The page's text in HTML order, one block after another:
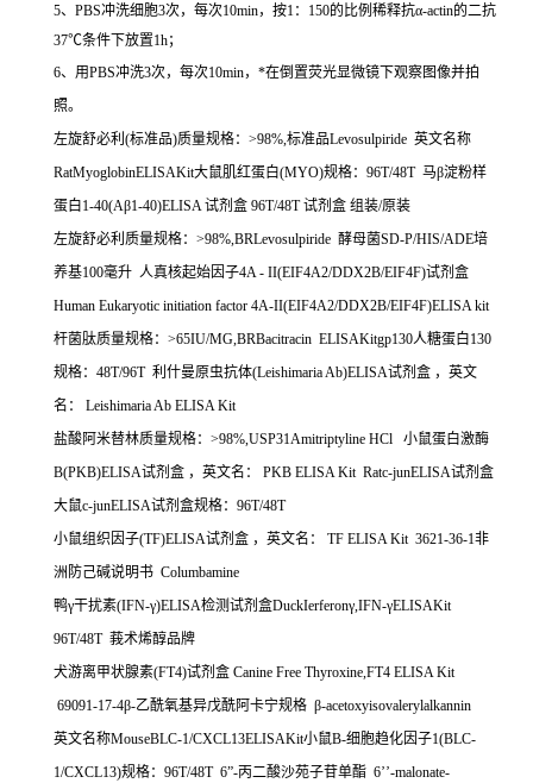
5、PBS冲洗细胞3次，每次10min，按1：150的比例稀释抗α-actin的二抗
37℃条件下放置1h；
6、用PBS冲洗3次，每次10min，*在倒置荧光显微镜下观察图像并拍
照。
左旋舒必利 (标准品)质量规格： >98%,标准品Levosulpiride 英文名称
RatMyoglobinELISAKit大鼠肌红蛋白(MYO)规格： 96T/48T 马β淀粉样
蛋白 1-40(Aβ1-40)ELISA试剂盒 96T/48T试剂盒 组装/原装
左旋舒必利质量规格： >98%,BRLevosulpiride 酵母菌SD-P/HIS/ADE培
养基100毫升 人真核起始因子4A - II(EIF4A2/DDX2B/EIF4F)试剂盒
Human Eukaryotic initiation factor 4A-II(EIF4A2/DDX2B/EIF4F)ELISA kit
杆菌肽质量规格： >65IU/MG,BRBacitracin ELISAKitgp130人糖蛋白 130
规格： 48T/96T 利什曼原虫抗体(Leishimaria Ab)ELISA试剂盒 ，英文
名： Leishimaria Ab ELISA Kit
盐酸阿米替林质量规格： >98%,USP31Amitriptyline HCl 小鼠蛋白激酶
B(PKB)ELISA试剂盒 ，英文名： PKB ELISA Kit Ratc-junELISA试剂盒
大鼠c-junELISA试剂盒规格： 96T/48T
小鼠组织因子(TF)ELISA试剂盒 ，英文名： TF ELISA Kit 3621-36-1非
洲防己碱说明书 Columbamine
鸭γ干扰素(IFN-γ)ELISA检测试剂盒DuckIerferonγ,IFN-γELISAKit
96T/48T 莪术烯醇品牌
犬游离甲状腺素(FT4)试剂盒 Canine Free Thyroxine,FT4 ELISA Kit
69091-17-4β-乙酰氧基异戊酰阿卡宁规格 β-acetoxyisovalerylalkannin
英文名称MouseBLC-1/CXCL13ELISAKit小鼠B-细胞趋化因子1(BLC-
1/CXCL13)规格： 96T/48T 6”-丙二酸沙苑子苷单酯 6’’-malonate-